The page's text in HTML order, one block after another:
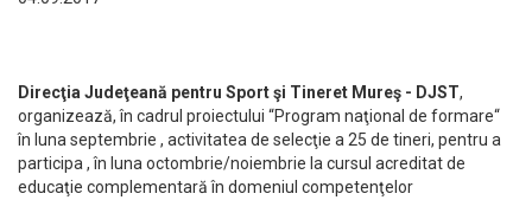
Direcţia Judeţeană pentru Sport şi Tineret Mureş - DJST,
organizează, în cadrul proiectului “Program naţional de formare“
în luna septembrie , activitatea de selecţie a 25 de tineri, pentru a
participa , în luna octombrie/noiembrie la cursul acreditat de
educaţie complementară în domeniul competenţelor